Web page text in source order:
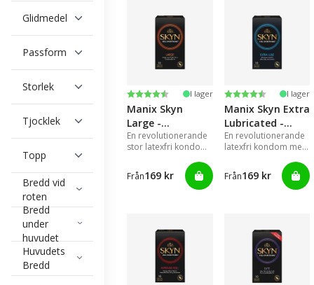
Glidmedel
Passform
Storlek
Tjocklek
Topp
Bredd vid
roten
Bredd
under
huvudet
Huvudets
Bredd
Betyg:
4.7 utav 5 stjärnor
I lager
Manix Skyn
Large -
Kondomer
En revolutionerande
stor latexfri kondom
Sensoprene, vilket
gör kondomen mjuk
och ger en extremt
Från169 kr
Betyg:
4.5 utav 5 I lager
Manix Skyn Extra
Lubricated -
Kondomer
En revolutionerande
latexfri kondom med
en mer naturlig
känsla
Från169 kr